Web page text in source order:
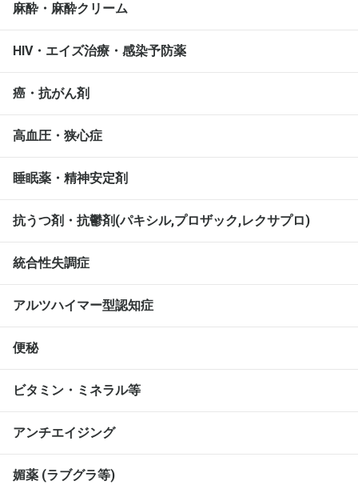
麻酔・麻酔クリーム
HIV・エイズ治療・感染予防薬
癌・抗がん剤
高血圧・狭心症
睡眠薬・精神安定剤
抗うつ剤・抗鬱剤(パキシル,プロザック,レクサプロ)
統合性失調症
アルツハイマー型認知症
便秘
ビタミン・ミネラル等
アンチエイジング
媚薬 (ラブグラ等)